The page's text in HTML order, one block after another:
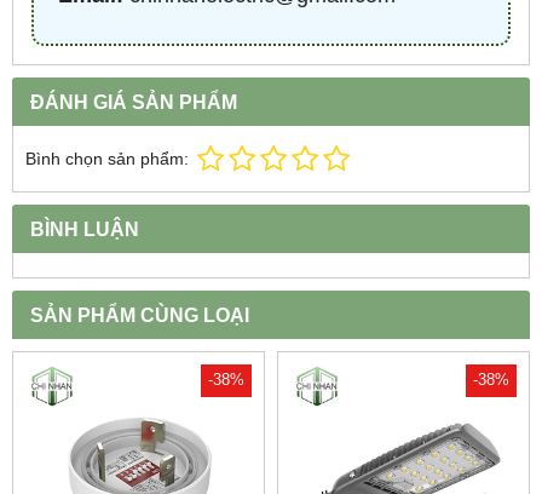
ĐÁNH GIÁ SẢN PHẨM
Bình chọn sản phẩm:
BÌNH LUẬN
SẢN PHẨM CÙNG LOẠI
-38% -38%